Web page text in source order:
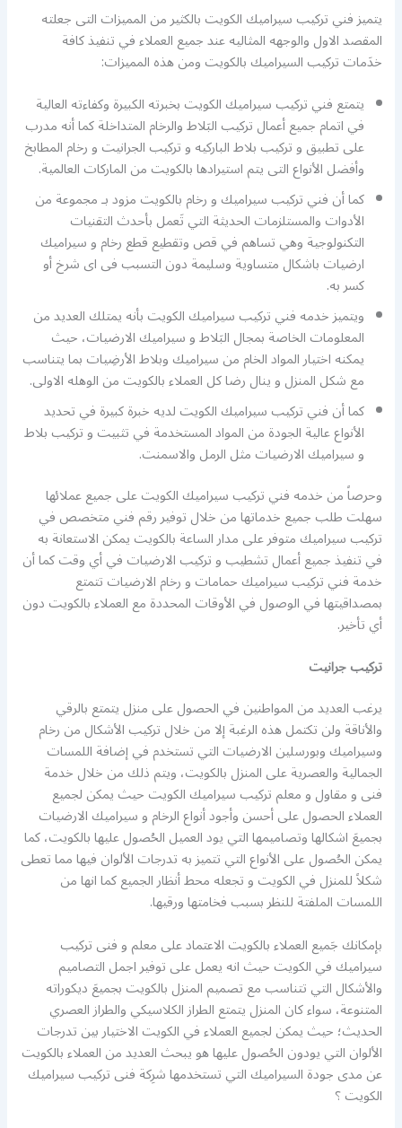
يتميز فني تركيب سيراميك الكويت بالكثير من المميزات التى جعلته
المقصد الاول والوجهه المثاليه عند جميع العملاء في تنفيذ كافة
خدَمات تركيب السيراميك بالكويت ومن هذه المميزات:
يتمتع فني تركيب سيراميك الكويت بخبرته الكبيرة وكفاءته العالية
في اتمام جميع أعمال تركيب البَلاط والرخام المتداخلة كما أنه مدرب
على تطبيق و تركيب بلاط الباركيه و تركيب الجرانيت و رخام المطابخ
وأفضل الأنواع التى يتم استيرادها بالكويت من الماركات العالمية.
كما أن فني تركيب سيراميك و رخام بالكويت مزود بـ مجموعة من
الأدوات والمستلزمات الحديثة التي تَعمل بأحدث التقنيات
التكنولوجية وهي تساهم في قص وتقطيع قطع رخام و سيراميك
ارضيات باشكال متساوية وسليمة دون التسبب فى اى شرخ أو
كسر به.
ويتميز خدمه فني تركيب سيراميك الكويت بأنه يمتلك العديد من
المعلومات الخاصة بمجال البَلاط و سيراميك الارضيات، حيث
يمكنه اختيار المواد الخام من سيراميك وبلاط الأرضِيات بما يتناسب
مع شكل المنزل و ينال رضا كل العملاء بالكويت من الوهله الاولى.
كما أن فني تركيب سيراميك الكويت لديه خبرة كبيرة في تحديد
الأنواع عالية الجودة من المواد المستخدمة في تثبيت و تركيب بلاط
و سيراميك الارضيات مثل الرمل والاسمنت.
وحرصاً من خدمه فني تركيب سيراميك الكويت على جميع عملائها
سهلت طلب جميع خدماتها من خلال توفير رقم فني متخصص في
تركيب سيراميك متوفر على مدار الساعة بالكويت يمكن الاستعانة به
في تنفيذ جميع أعمال تشطيب و تركيب الارضيات في أي وقت كما أن
خدمة فني تركيب سيراميك حمامات و رخام الارضيات تتمتع
بمصداقيتها في الوصول في الأوقات المحددة مع العملاء بالكويت دون
أي تأخير.
تركيب جرانيت
يرغب العديد من المواطنين في الحصول على منزل يتمتع بالرقي
والأناقة ولن تكتمل هذه الرغبة إلا من خلال تركيب الأشكال من رخام
وسيراميك وبورسلين الارضيات التي تستخدم في إضافة اللمسات
الجمالية والعصرية على المنزل بالكويت، ويتم ذلك من خلال خدمة
فنى و مقاول و معلم تركيب سيراميك الكويت حيث يمكن لجميع
العملاء الحصول على أحسن وأجود أنواع الرخام و سيراميك الارضيات
بجميعَ اشكالها وتصاميمها التي يود العميل الحُصول عليها بالكويت، كما
يمكن الحُصول على الأنواع التي تتميز به تدرجات الألوان فيها مما تعطى
شكلاً للمنزل في الكويت و تجعله محط أنظار الجميع كما انها من
اللمسات الملفتة للنظر بسبب فخامتها ورقيها.
بإمكانك جَميع العملاء بالكويت الاعتماد على معلم و فنى تركيب
سيراميك في الكويت حيث انه يعمل على توفير اجمل التصاميم
والأشكال التي تتناسب مع تصميم المنزل بالكويت بجميعَ ديكوراته
المتنوعة، سواء كان المنزل يتمتع الطراز الكلاسيكي والطراز العصري
الحديث؛ حيث يمكن لجميع العملاء في الكويت الاختيار بين تدرجات
الألوان التي يودون الحُصول عليها هو يبحث العديد من العملاء بالكويت
عن مدى جودة السيراميك التي تستخدمها شرِكة فنى تركيب سيراميك
الكويت ؟